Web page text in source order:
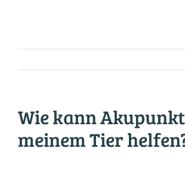
Wie kann
meinem Tier